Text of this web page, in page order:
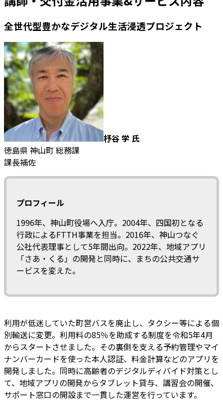
全世代型豊かなデジタル生活浸透プロジェクト
杼谷 学 氏
徳島県 神山町 総務課
課長補佐
プロフィール
1996年、神山町役場へ入庁。2004年、四国初となる
行政によるFTTH事業を担当。2016年、神山つなぐ
公社代表理事として5年間出向。2022年、地域アプリ
「さあ・くる」の開発と同時に、まちの公共交通サ
ービスを変えた。
利用が低迷していた町営バスを廃止し、タクシー等による個
別輸送に変更。利用料の85％を助成する制度を令和5年4月
からスタートさせました。その裏側を支える予約管理やマイ
ナンバーカードを使った本人認証、料金計算などのアプリを
開発しました。同時に高齢者のデジタルディバイド対策とし
て、地域アプリの開発からタブレット貸与、講習会の開催、
サポート窓口の開設まで一貫した運営を行っています。